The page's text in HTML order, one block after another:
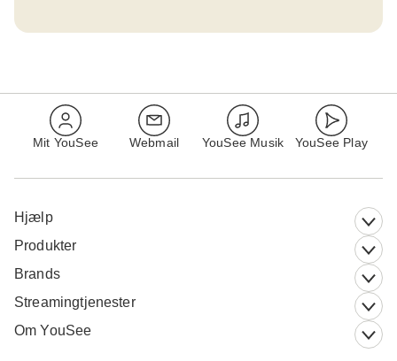
Mit YouSee Webmail YouSee Musik YouSee Play
Hjælp
Produkter
Brands
Streamingtjenester
Om YouSee